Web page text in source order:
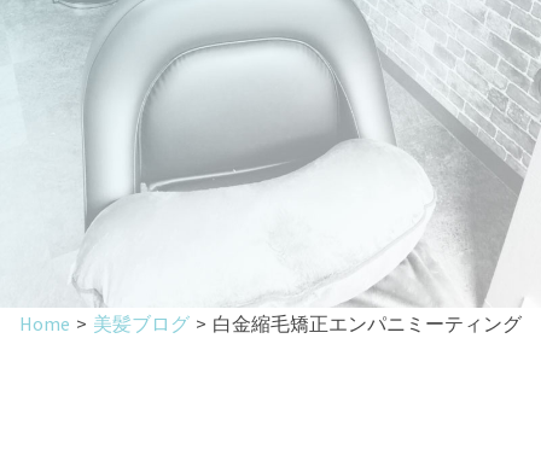
Home > 美髪ブログ > 白金縮毛矯正エンパニミーティング